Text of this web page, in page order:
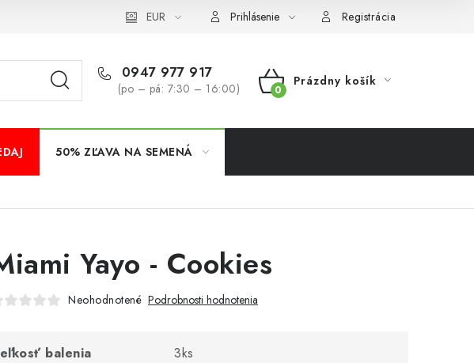
Veľkoobchod Formulár na odstúpenie od zmluvy
EUR Prihlásenie Registrácia
0947 977 917
(po – pá: 7:30 – 16:00)
NÁKUPNÝ
Prázdny košík
50% ZĽAVA NA SEMENÁ
Yayo - Cookies
Neohodnotené Podrobnosti hodnotenia
balenia 3ks